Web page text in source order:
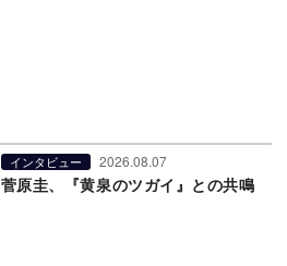
インタビュー 2026.08.07
菅原圭、『黄泉のツガイ』との共鳴